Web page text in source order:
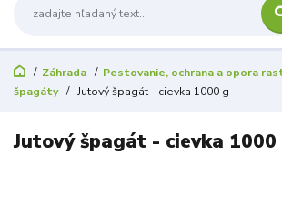
Záhrada Pestovanie, ochrana a opora
špagáty
Jutový špagát - cievka 1000 g
Jutový špagát - cievka 1000